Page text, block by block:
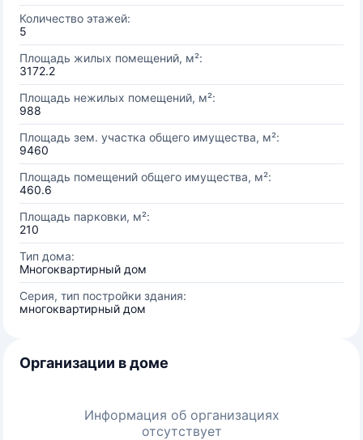
Количество этажей:
5
Площадь жилых помещений, м²:
3172.2
Площадь нежилых помещений, м²:
988
Площадь зем. участка общего имущества, м²:
9460
Площадь помещений общего имущества, м²:
460.6
Площадь парковки, м²:
210
Тип дома:
Многоквартирный дом
Серия, тип постройки здания:
многоквартирный дом
Организации в доме
Информация об организациях
отсутствует